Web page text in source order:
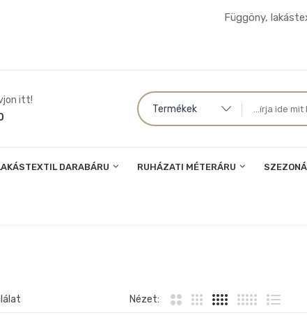
Függöny,
itt!
Termékek
DARABÁRU RUHÁZATI MÉTERÁRU
Nézet: